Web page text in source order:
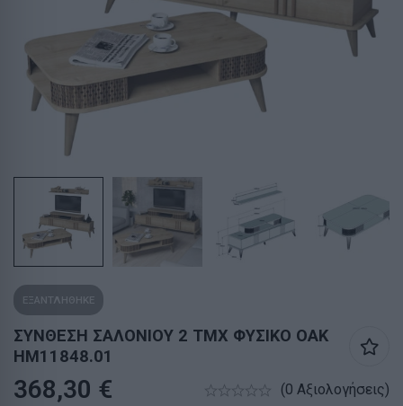
ΕΞΑΝΤΛΗΘΗΚΕ
ΣΥΝΘΕΣΗ ΣΑΛΟΝΙΟΥ 2 ΤΜΧ ΦΥΣΙΚΟ OAK
HM11848.01
368,30 € (0 Αξιολογήσεις)